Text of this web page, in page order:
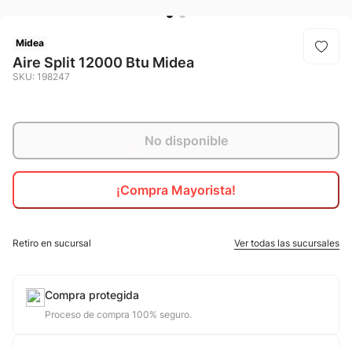
Midea
Aire Split 12000 Btu Midea
SKU: 198247
No disponible
¡Compra Mayorista!
Retiro en sucursal Ver todas las sucursales
Compra protegida
Proceso de compra 100% seguro.
mochila
5. botin